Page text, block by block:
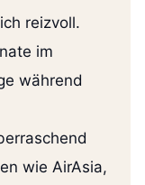
reizvoll.
im
während
wie AirAsia,